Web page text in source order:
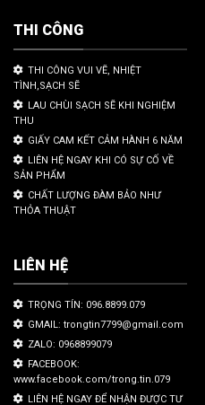
THI CÔNG
THI CÔNG VUI VẼ, NHIỆT
TÌNH,SẠCH SẼ
LAU CHÙI SẠCH SẼ KHI NGHIỆM
THU
GIẤY CAM KẾT CẢM HÀNH 6 NĂM
LIÊN HỆ NGAY KHI CÓ SỰ CỐ VỀ
SẢN PHẨM
CHẤT LƯỢNG ĐÀM BẢO NHƯ
THỎA THUẬT
LIÊN HỆ
TRỌNG TÍN: 096.8899.079
GMAIL: trongtin7799@gmail.com
ZALO: 0968899079
FACEBOOK:
www.facebook.com/trong.tin.079
LIÊN HỆ NGAY ĐỂ NHẬN ĐƯỢC TƯ